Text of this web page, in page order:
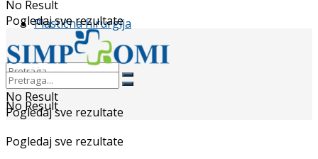
Plastična hirurgija
No Result
Pogledaj sve rezultate
No Result
Pogledaj sve rezultate
No Result
Pogledaj sve rezultate